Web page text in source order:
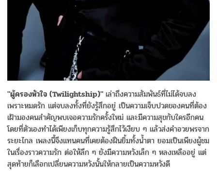
"ผู้ครองหัวใจ (Twilightship)" เล่าถึงความสัมพันธ์ที่ไม่ได้จบลง
เพราะหมดรัก แต่จบลงทั้งที่ยังรู้สึกอยู่ เป็นความเจ็บปวดของคนที่ต้อง
เฝ้ามองคนสำคัญพบเจอความรักครั้งใหม่ และมีความสุขกับใครอีกคน
โดยที่ตัวเองทำได้เพียงเก็บทุกความรู้สึกไว้เงียบ ๆ แล้วส่งคำอวยพรจาก
ระยะไกล เพลงนี้จึงแทนคนที่เคยต้องฝืนยิ้มทั้งน้ำตา ยอมเป็นเพียงผู้ชม
ในเรื่องราวความรัก ต่อให้ลึก ๆ ยังมีความหวังเล็ก ๆ หลงเหลืออยู่ แต่
สุดท้ายก็เลือกเปลี่ยนความหวังนั้นให้กลายเป็นความหวังดี